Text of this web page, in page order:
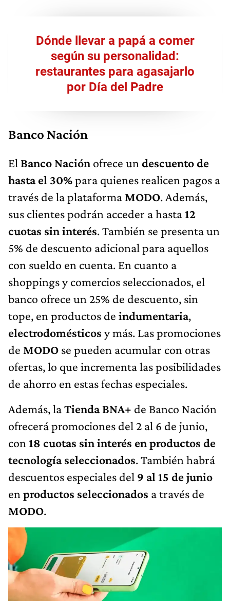
Dónde llevar a papá a comer
según su personalidad:
restaurantes para agasajarlo
por Día del Padre
Banco Nación
El Banco Nación ofrece un descuento de
hasta el 30%para quienes realicen pagos a
través de la plataforma MODO. Además,
sus clientes podrán acceder a hasta12
cuotas sin interés. También se presenta un
5% de descuento adicional para aquellos
con sueldo en cuenta. En cuanto a
shoppings y comercios seleccionados, el
banco ofrece un 25% de descuento, sin
tope, en productos de indumentaria,
electrodomésticos y más. Las promociones
de MODO se pueden acumular con otras
ofertas, lo que incrementa las posibilidades
de ahorro en estas fechas especiales.
Además, laTienda BNA+ de Banco Nación
ofrecerá promociones del 2 al 6 de junio,
con 18 cuotas sin interés en productos de
tecnología seleccionados. También habrá
descuentos especiales del 9 al 15 de junio
en productos seleccionados a través de
MODO.